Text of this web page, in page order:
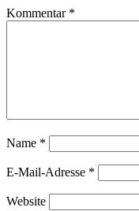
Kommentar *
Name *
E-Mail-Adresse *
Website